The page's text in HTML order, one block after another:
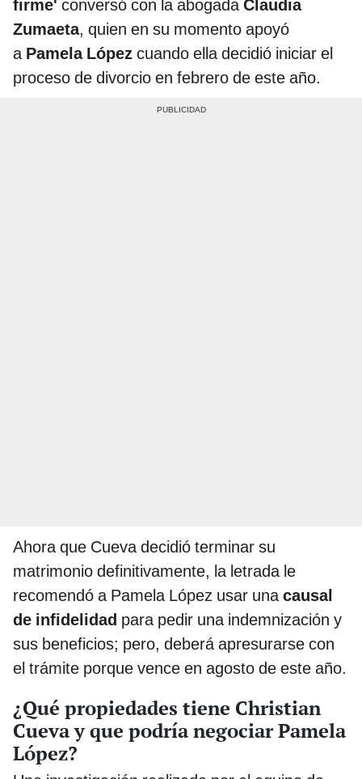
firme' conversó con la abogada Claudia
Zumaeta, quien en su momento apoyó
a Pamela López cuando ella decidió iniciar el
proceso de divorcio en febrero de este año.
Ahora que Cueva decidió terminar su
matrimonio definitivamente, la letrada le
recomendó a Pamela López usar una causal
de infidelidad para pedir una indemnización y
sus beneficios; pero, deberá apresurarse con
el trámite porque vence en agosto de este año.
¿Qué propiedades tiene Christian
Cueva y que podría negociar Pamela
López?